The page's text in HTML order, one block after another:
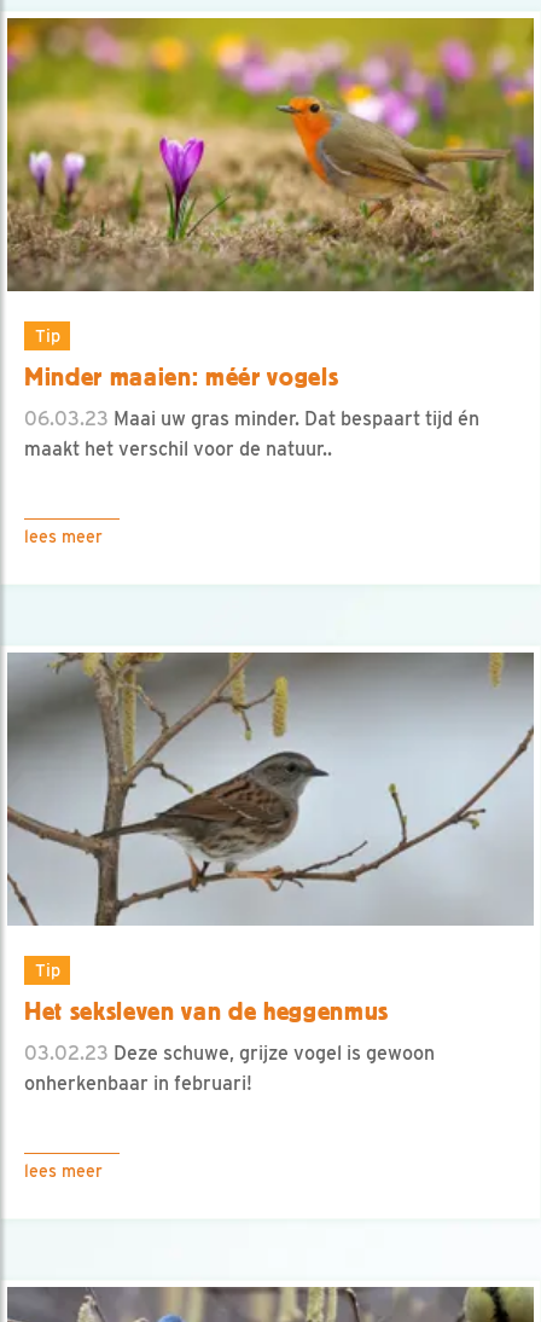
Tip
Minder maaien: méér vogels
06.03.23 Maai uw gras minder. Dat bespaart tijd én
maakt het verschil voor de natuur..
lees meer
Tip
Het seksleven van de heggenmus
03.02.23 Deze schuwe, grijze vogel is gewoon
onherkenbaar in februari!
lees meer